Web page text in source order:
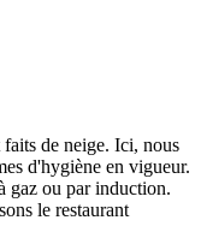
de neige. Ici, nous
d'hygiène en vigueur.
gaz ou par induction.
le restaurant